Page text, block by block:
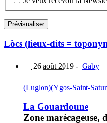
Lòcs (lieux-dits =
26 août 2019 - Gaby
(Luglon)(Ygos-Saint-
La Gouardoune
Zone